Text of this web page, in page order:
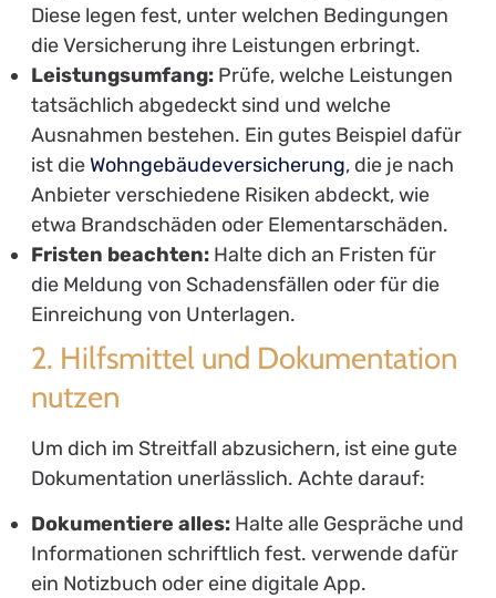
Diese legen fest, unter welchen Bedingungen
die Versicherung ihre Leistungen erbringt.
Leistungsumfang:Prüfe, welche Leistungen
tatsächlich abgedeckt sind und welche
Ausnahmen bestehen. Ein gutes Beispiel dafür
ist die Wohngebäudeversicherung, die je nach
Anbieter verschiedene Risiken abdeckt, wie
etwa Brandschäden oder Elementarschäden.
Fristen beachten:Halte dich an Fristen für
die Meldung von Schadensfällen oder für die
Einreichung von Unterlagen.
2. Hilfsmittel und Dokumentation
nutzen
Um dich im Streitfall abzusichern, ist eine gute
Dokumentation unerlässlich. Achte darauf:
Dokumentiere alles:Halte alle Gespräche und
Informationen schriftlich fest. verwende dafür
ein Notizbuch oder eine digitale App.